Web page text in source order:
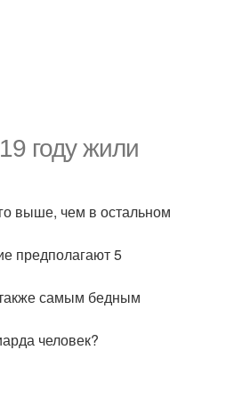
году жили
выше, чем в остальном
предполагают 5
самым бедным
человек?